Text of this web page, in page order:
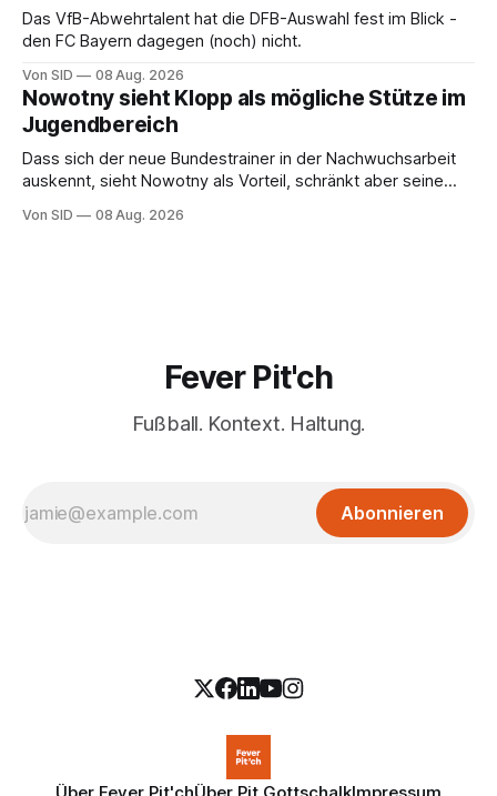
Das VfB-Abwehrtalent hat die DFB-Auswahl fest im Blick -
den FC Bayern dagegen (noch) nicht.
Von SID 08 Aug. 2026
Nowotny sieht Klopp als mögliche Stütze im
Jugendbereich
Dass sich der neue Bundestrainer in der Nachwuchsarbeit
auskennt, sieht Nowotny als Vorteil, schränkt aber seine
Von SID 08 Aug. 2026
Fever Pit'ch
Fußball. Kontext. Haltung.
Abonnieren